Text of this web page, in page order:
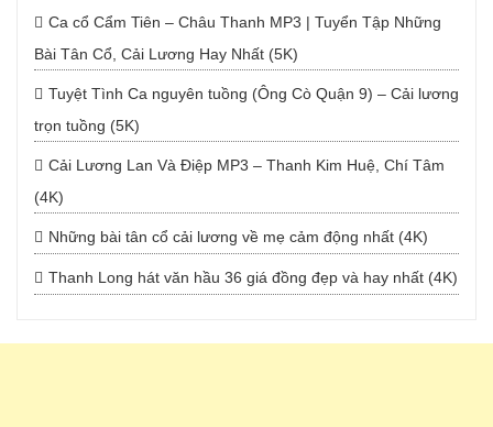
Ca cổ Cẩm Tiên – Châu Thanh MP3 | Tuyển Tập Những
Bài Tân Cổ, Cải Lương Hay Nhất (5K)
Tuyệt Tình Ca nguyên tuồng (Ông Cò Quận 9) – Cải lương
trọn tuồng (5K)
Cải Lương Lan Và Điệp MP3 – Thanh Kim Huệ, Chí Tâm
(4K)
Những bài tân cổ cải lương về mẹ cảm động nhất (4K)
Thanh Long hát văn hầu 36 giá đồng đẹp và hay nhất (4K)